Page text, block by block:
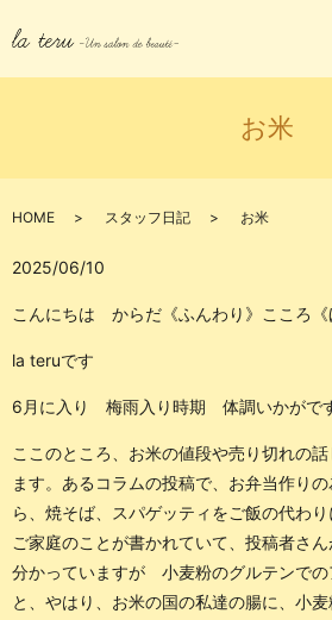
お米
HOME スタッフ日記 お米
2025/06/10
こんにちは からだ《ふんわり》こころ
la teruです
6月に入り 梅雨入り時期 体調いかがで
ここのところ、お米の値段や売り切れの
ます。あるコラムの投稿で、お弁当作り
ら、焼そば、スパゲッティをご飯の代わ
ご家庭のことが書かれていて、投稿者さ
分かっていますが 小麦粉のグルテンでの
と、やはり、お米の国の私達の腸に、小